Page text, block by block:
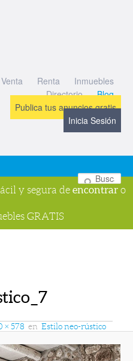
Venta Renta
Inmuebles
Directorio
Blog
Publica tus anuncios gratis
Inicia Sesión
y segura de encontrar o
GRATIS
× 578 en Estilo neo-rústico